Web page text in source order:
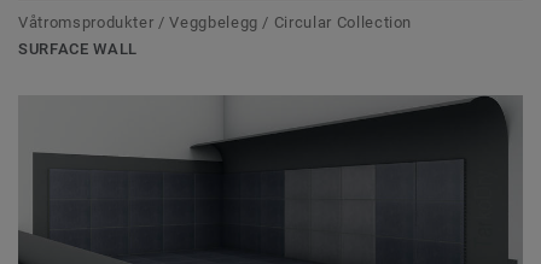
Våtromsprodukter / Veggbelegg / Circular Collection
SURFACE WALL